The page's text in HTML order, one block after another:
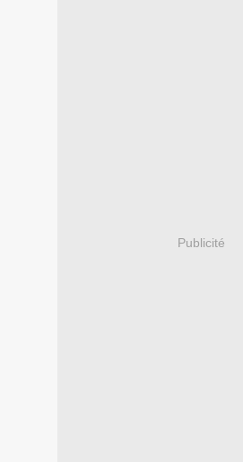
Publicité